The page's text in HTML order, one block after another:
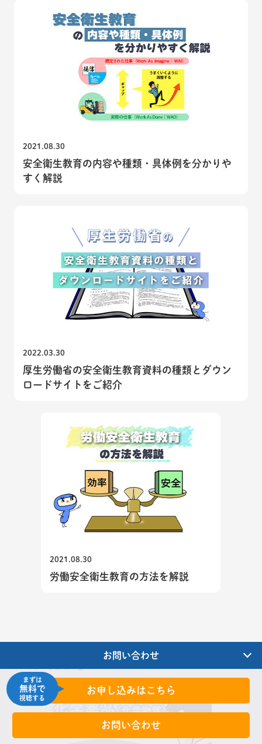
2021.08.30
安全衛生教育の内容や種類・具体例を分かりや
すく解説
2022.03.30
厚生労働省の安全衛生教育資料の種類とダウン
ロードサイトをご紹介
2021.08.30
労働安全衛生教育の方法を解説
お問い合わせ
まずは
無料で
視聴する
お申し込みはこちら
お問い合わせ